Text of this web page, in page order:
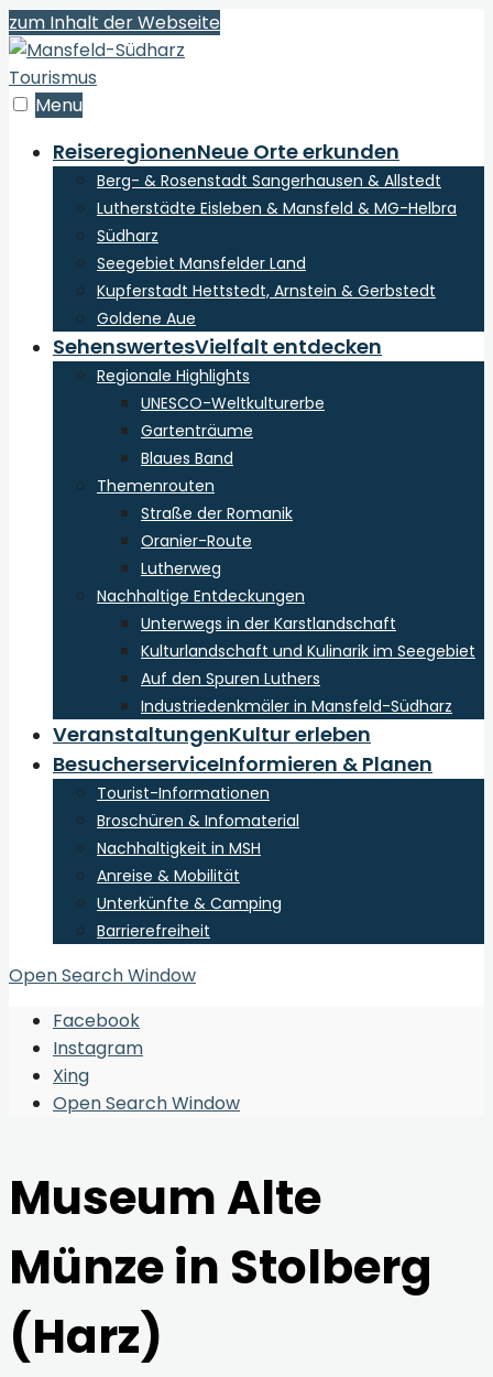
zum Inhalt der Webseite
Menu
ReiseregionenNeue Orte erkunden
Berg- & Rosenstadt Sangerhausen & Allstedt
Lutherstädte Eisleben & Mansfeld & MG-Helbra
Südharz
Seegebiet Mansfelder Land
Kupferstadt Hettstedt, Arnstein & Gerbstedt
Goldene Aue
SehenswertesVielfalt entdecken
Regionale Highlights
UNESCO-Weltkulturerbe
Gartenträume
Blaues Band
Themenrouten
Straße der Romanik
Oranier-Route
Lutherweg
Nachhaltige Entdeckungen
Unterwegs in der Karstlandschaft
Kulturlandschaft und Kulinarik im Seegebiet
Auf den Spuren Luthers
Industriedenkmäler in Mansfeld-Südharz
VeranstaltungenKultur erleben
BesucherserviceInformieren & Planen
Tourist-Informationen
Broschüren & Infomaterial
Nachhaltigkeit in MSH
Anreise & Mobilität
Unterkünfte & Camping
Barrierefreiheit
Open Search Window
Facebook
Instagram
Xing
Open Search Window
Museum Alte
Münze in Stolberg
(Harz)